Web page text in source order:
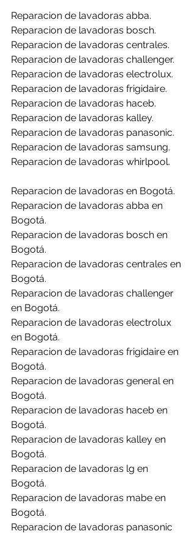
Reparacion de lavadoras abba.
Reparacion de lavadoras bosch.
Reparacion de lavadoras centrales.
Reparacion de lavadoras challenger.
Reparacion de lavadoras electrolux.
Reparacion de lavadoras frigidaire.
Reparacion de lavadoras haceb.
Reparacion de lavadoras kalley.
Reparacion de lavadoras panasonic.
Reparacion de lavadoras samsung.
Reparacion de lavadoras whirlpool.
Reparacion de lavadoras en Bogotá.
Reparacion de lavadoras abba en
Bogotá.
Reparacion de lavadoras bosch en
Bogotá.
Reparacion de lavadoras centrales en
Bogotá.
Reparacion de lavadoras challenger
en Bogotá.
Reparacion de lavadoras electrolux
en Bogotá.
Reparacion de lavadoras frigidaire en
Bogotá.
Reparacion de lavadoras general en
Bogotá.
Reparacion de lavadoras haceb en
Bogotá.
Reparacion de lavadoras kalley en
Bogotá.
Reparacion de lavadoras lg en
Bogotá.
Reparacion de lavadoras mabe en
Bogotá.
Reparacion de lavadoras panasonic